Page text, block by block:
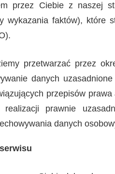
przez Ciebie z naszej
wykazania faktów), które
przetwarzać przez
danych
przepisów
prawnie
danych